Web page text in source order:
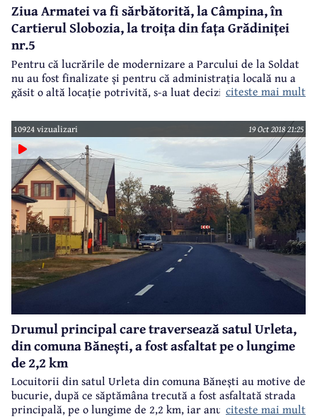
Ziua Armatei va fi sărbătorită, la Câmpina, în
Cartierul Slobozia, la troița din fața Grădiniței
nr.5
Pentru că lucrările de modernizare a Parcului de la Soldat
nu au fost finalizate și pentru că administrația locală nu a
găsit o altă locație potrivită, s-a luat decizia ca
organizate în Cartierul Slobozia, pe Bulevardul Nicolae
Bălcescu, la troița dedicată eroilor, amplasată în fața
Grădiniței nr.5. Prin urmare, pe 25 Octombrie 2018,
câmpinenii sunt invitați aici pentru a cinsti Armata
Română împreună cu autoritățile locale.
citeste mai mult
10924 vizualizari 19 Oct 2018 21:25
Drumul principal care traversează satul Urleta,
din comuna Bănești, a fost asfaltat pe o lungime
de 2,2 km
Locuitorii din satul Urleta din comuna Bănești au motive de
bucurie, după ce săptămâna trecută a fost asfaltată strada
principală, pe o lungime de 2,2 km, iar anul viitor va fi
citeste mai mult